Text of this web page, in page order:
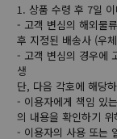
1. 상품 수령 후 7일
- 고객 변심의 해외물
후 지정된 배송사 (우
- 고객 변심의 경우에
생
단, 다음 각호에 해당
- 이용자에게 책임 있
의 내용을 확인하기
- 이용자의 사용 또는